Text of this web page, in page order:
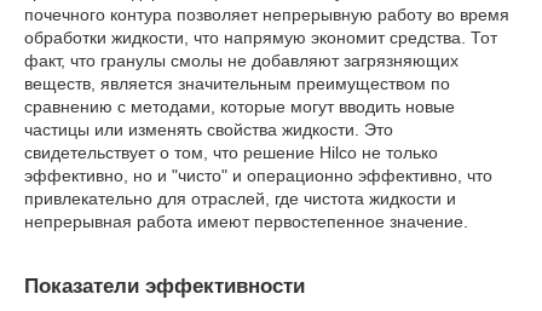
почечного контура позволяет непрерывную работу во время
обработки жидкости, что напрямую экономит средства. Тот
факт, что гранулы смолы не добавляют загрязняющих
веществ, является значительным преимуществом по
сравнению с методами, которые могут вводить новые
частицы или изменять свойства жидкости. Это
свидетельствует о том, что решение Hilco не только
эффективно, но и "чисто" и операционно эффективно, что
привлекательно для отраслей, где чистота жидкости и
непрерывная работа имеют первостепенное значение.
Показатели эффективности